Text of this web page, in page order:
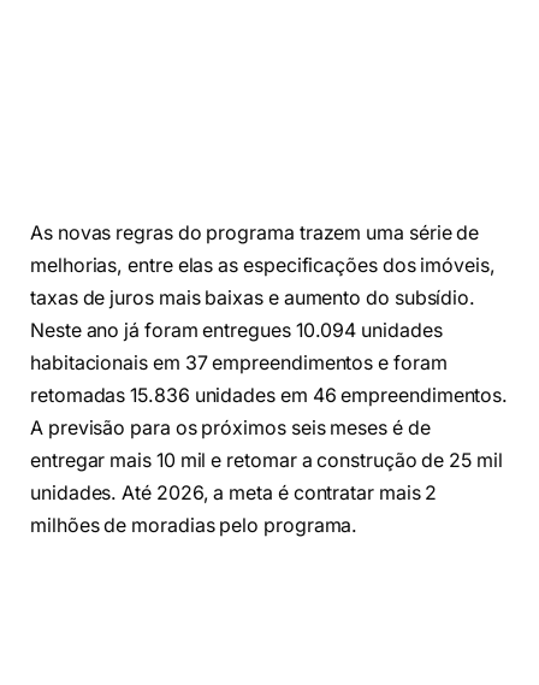
As novas regras do programa trazem uma série de
melhorias, entre elas as especificações dos imóveis,
taxas de juros mais baixas e aumento do subsídio.
Neste ano já foram entregues 10.094 unidades
habitacionais em 37 empreendimentos e foram
retomadas 15.836 unidades em 46 empreendimentos.
A previsão para os próximos seis meses é de
entregar mais 10 mil e retomar a construção de 25 mil
unidades. Até 2026, a meta é contratar mais 2
milhões de moradias pelo programa.